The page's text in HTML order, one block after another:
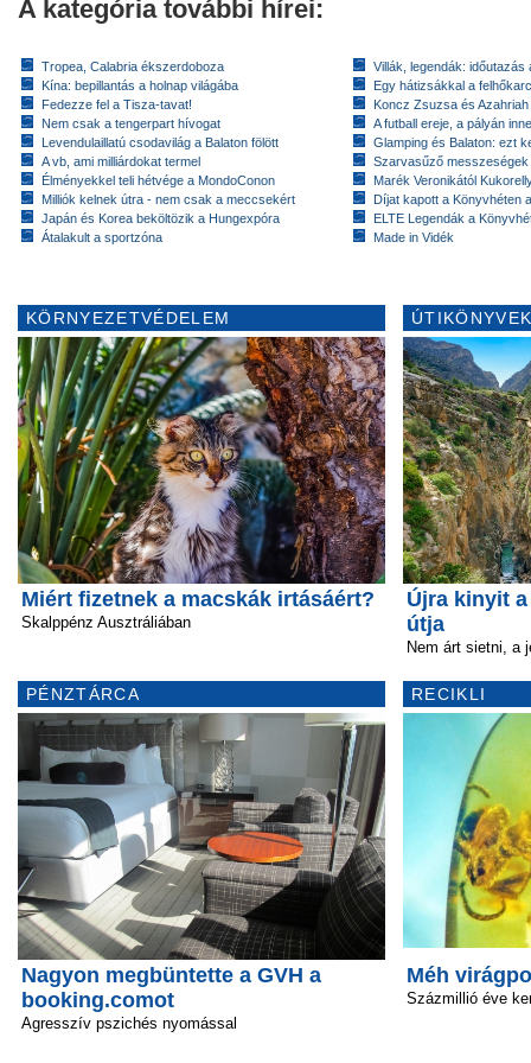
A kategória további hírei:
Tropea, Calabria ékszerdoboza
Kína: bepillantás a holnap világába
Fedezze fel a Tisza-tavat!
Nem csak a tengerpart hívogat
Levendulaillatú csodavilág a Balaton fölött
A vb, ami milliárdokat termel
Élményekkel teli hétvége a MondoConon
Milliók kelnek útra - nem csak a meccsekért
Japán és Korea beköltözik a Hungexpóra
Átalakult a sportzóna
Villák, legendák: időutazás
Egy hátizsákkal a
Koncz Zsuzsa és
A futball ereje, a pályán
Glamping és Balaton: ezt
Szarvasűző messzeségek
Marék Veronikától
Díjat kapott a Könyvhéten
ELTE Legendák a
Made in Vidék
KÖRNYEZETVÉDELEM
Miért fizetnek a macskák irtásáért?
Skalppénz Ausztráliában
PÉNZTÁRCA
Nagyon megbüntette a GVH a
booking.comot
Agresszív pszichés nyomással
Újra kinyit
útja
Nem árt sietni, a
RECIKLI
Méh
Százmillió éve